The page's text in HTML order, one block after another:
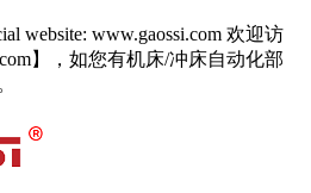
website: www.gaossi.com 欢迎访
】，如您有机床/冲床自动化部